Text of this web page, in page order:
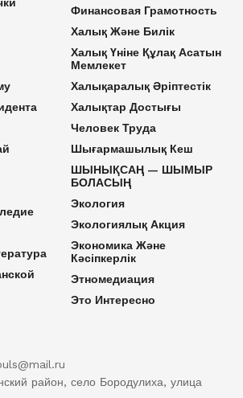
Финансовая Грамотность
Халық Және Билік
Халық Үніне Құлақ Асатын
Мемлекет
Халықаралық Әріптестік
Халықтар Достығы
Человек Труда
Шығармашылық Кеш
ШЫНЫҚСАҢ — ШЫМЫР
БОЛАСЫҢ
Экология
Экологиялық Акция
Экономика Және
Кәсіпкерлік
Этномедиация
Это Интересно
район, село Бородулиха, улица